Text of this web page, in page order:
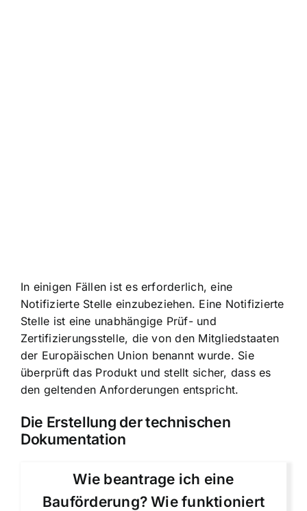
In einigen Fällen ist es erforderlich, eine
Notifizierte Stelle einzubeziehen. Eine Notifizierte
Stelle ist eine unabhängige Prüf- und
Zertifizierungsstelle, die von den Mitgliedstaaten
der Europäischen Union benannt wurde. Sie
überprüft das Produkt und stellt sicher, dass es
den geltenden Anforderungen entspricht.
Die Erstellung der technischen
Dokumentation
Wie beantrage ich eine
Bauförderung? Wie funktioniert